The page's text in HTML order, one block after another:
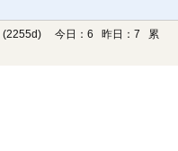
(2255d)
今日：6 昨日：7 累